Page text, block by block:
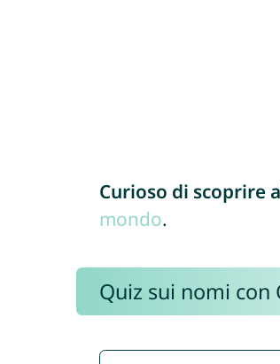
Curioso di scoprire
mondo.
Quiz sui nomi con